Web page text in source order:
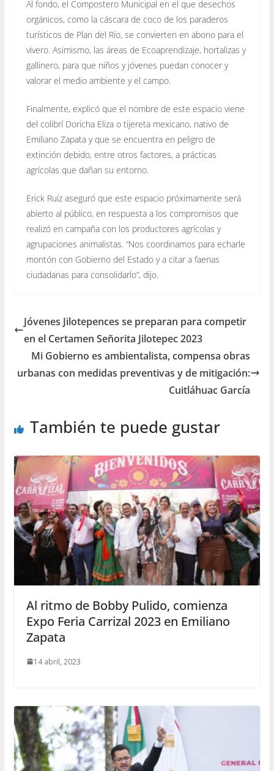
Al fondo, el Compostero Municipal en el que desechos
orgánicos, como la cáscara de coco de los paraderos
turísticos de Plan del Río, se convierten en abono para el
vivero. Asimismo, las áreas de Ecoaprendizaje, hortalizas y
gallinero, para que niños y jóvenes puedan conocer y
valorar el medio ambiente y el campo.
Finalmente, explicó que el nombre de este espacio viene
del colibrí Doricha Eliza o tijereta mexicano, nativo de
Emiliano Zapata y que se encuentra en peligro de
extinción debido, entre otros factores, a prácticas
agrícolas que dañan su entorno.
Erick Ruíz aseguró que este espacio próximamente será
abierto al público, en respuesta a los compromisos que
realizó en campaña con los productores agrícolas y
agrupaciones animalistas. “Nos coordinamos para echarle
montón con Gobierno del Estado y a citar a faenas
ciudadanas para consolidarlo”, dijo.
Jóvenes Jilotepences se preparan para competir
en el Certamen Señorita Jilotepec 2023
Mi Gobierno es ambientalista, compensa obras
urbanas con medidas preventivas y de mitigación:
Cuitláhuac García
También te puede gustar
Al ritmo de Bobby Pulido, comienza
Expo Feria Carrizal 2023 en Emiliano
Zapata
14 abril, 2023